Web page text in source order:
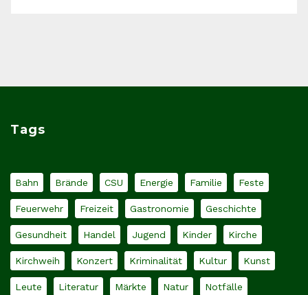
Tags
Bahn Brände CSU Energie Familie Feste
Feuerwehr Freizeit Gastronomie Geschichte
Gesundheit Handel Jugend Kinder Kirche
Kirchweih Konzert Kriminalität Kultur Kunst
Leute Literatur Märkte Natur Notfälle